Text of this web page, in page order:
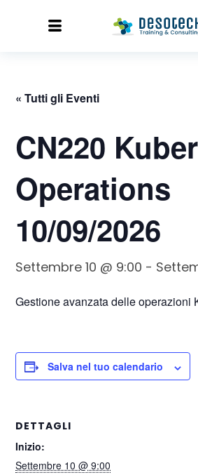
« Tutti gli Eventi
CN220
Operations
10/09/2026
Settembre 10 @ 9:00 -
Gestione avanzata delle operazioni
Salva nel tuo calendario
DETTAGLI
Inizio:
Settembre 10 @ 9:00